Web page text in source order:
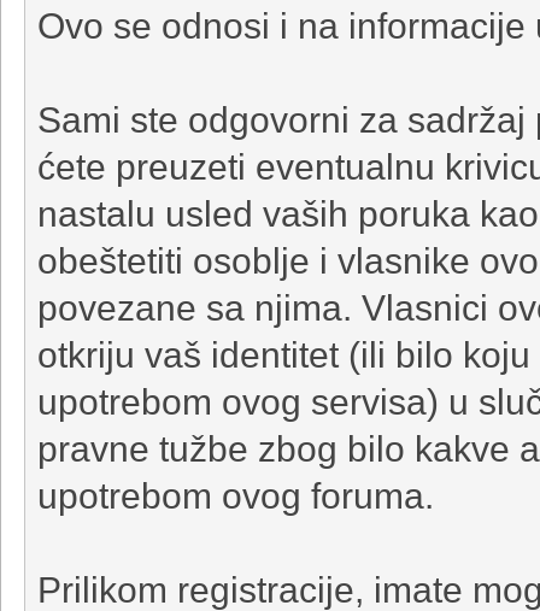
Ovo se odnosi i na
Sami ste odgovorni za
ćete preuzeti eventualnu
nastalu usled vaših poruka
obeštetiti osoblje i vlasnike
povezane sa njima. Vlasnici
otkriju vaš identitet (ili bilo
upotrebom ovog servisa) u
pravne tužbe zbog bilo kakve
upotrebom ovog foruma.
Prilikom registracije, imate